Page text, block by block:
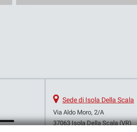
Sede di Isola Della Scala
Via Aldo Moro, 2/A
37063 Isola Della Scala (VR)